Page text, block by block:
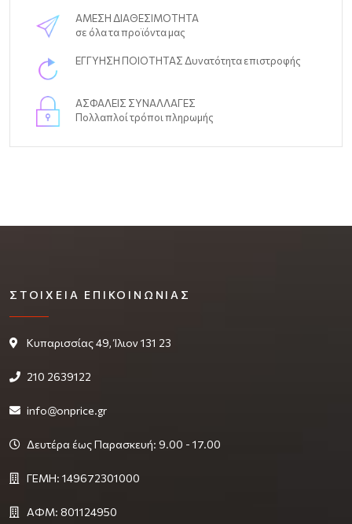
ΑΜΕΣΗ ΔΙΑΘΕΣΙΜΟΤΗΤΑ
σε όλα τα προϊόντα μας
ΕΓΓΥΗΣΗ ΠΟΙΟΤΗΤΑΣ Δυνατότητα επιστροφής
ΑΣΦΑΛΕΙΣ ΣΥΝΑΛΛΑΓΕΣ
Πολλαπλοί τρόποι πληρωμής
ΣΤΟΙΧΕΊΑ ΕΠΙΚΟΙΝΩΝΊΑΣ
Κυπαρισσίας 49, Ίλιον 131 23
210 2639122
info@onprice.gr
Δευτέρα έως Παρασκευή: 9.00 - 17.00
ΓΕΜΗ: 149672301000
ΑΦΜ: 801124950